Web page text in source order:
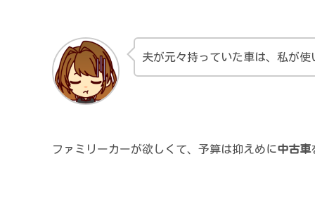
夫が元々持っていた車は、私が
ファミリーカーが欲しくて、予算は抑えめに中古車